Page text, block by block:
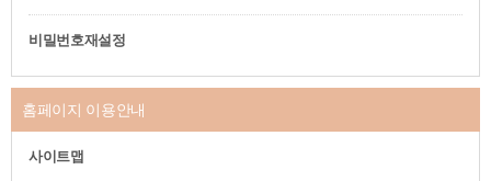
비밀번호재설정
홈페이지 이용안내
사이트맵